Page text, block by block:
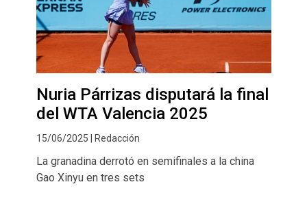
Nuria Párrizas disputará la final
del WTA Valencia 2025
15/06/2025 | Redacción
La granadina derrotó en semifinales a la china
Gao Xinyu en tres sets